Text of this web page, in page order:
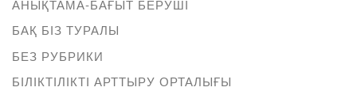
АНЫҚТАМА-БАҒЫТ БЕРУШІ
БАҚ БІЗ ТУРАЛЫ
БЕЗ РУБРИКИ
БІЛІКТІЛІКТІ АРТТЫРУ ОРТАЛЫҒЫ